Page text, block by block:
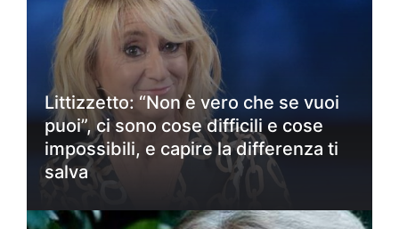
Littizzetto: “Non è vero che se vuoi
puoi”, ci sono cose difficili e cose
impossibili, e capire la differenza ti
salva